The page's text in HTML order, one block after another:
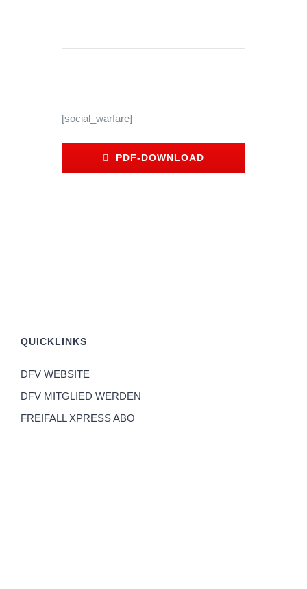
[social_warfare]
PDF-DOWNLOAD
QUICKLINKS
DFV WEBSITE
DFV MITGLIED WERDEN
FREIFALL XPRESS ABO